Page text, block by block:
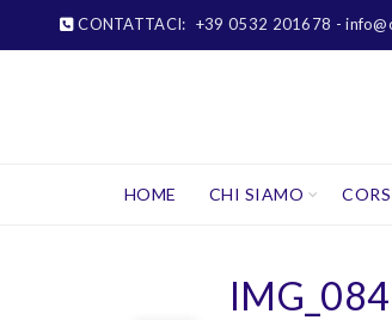
CONTATTACI: +39 0532 201678 -
HOME CHI SIAMO